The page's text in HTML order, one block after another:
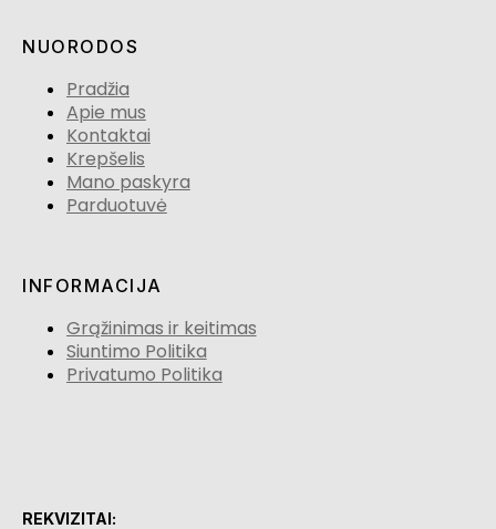
NUORODOS
Pradžia
Apie mus
Kontaktai
Krepšelis
Mano paskyra
Parduotuvė
INFORMACIJA
Grąžinimas ir keitimas
Siuntimo Politika
Privatumo Politika
REKVIZITAI: